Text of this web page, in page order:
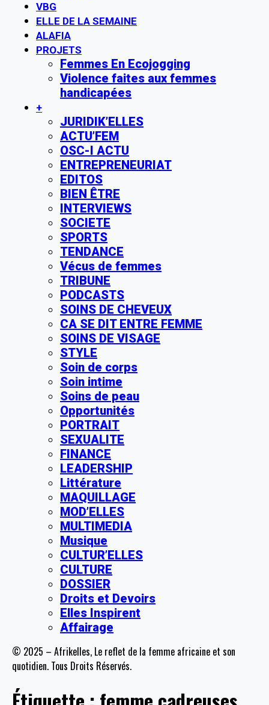
VBG
ELLE DE LA SEMAINE
ALAFIA
PROJETS
Femmes En Ecojogging
Violence faites aux femmes
handicapées
+
JURIDIK’ELLES
ACTU’FEM
OSC-I ACTU
ENTREPRENEURIAT
EDITOS
BIEN ÊTRE
INTERVIEWS
SOCIETE
SPORTS
TENDANCE
Vécus de femmes
TRIBUNE
PODCASTS
SOINS DE CHEVEUX
CA SE DIT ENTRE FEMME
SOINS DE VISAGE
STYLE
Soin de corps
Soin intime
Soins de peau
Opportunités
PORTRAIT
SEXUALITE
FINANCE
LEADERSHIP
Littérature
MAQUILLAGE
MOD’ELLES
MULTIMEDIA
Musique
CULTUR’ELLES
CULTURE
DOSSIER
Droits et Devoirs
Elles Inspirent
Affairage
© 2025 – Afrikelles, Le reflet de la femme africaine et son
quotidien. Tous Droits Réservés.